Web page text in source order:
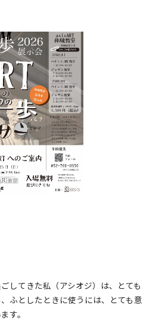
してきた私（アシオジ）は、とても
ふとしたときに使うには、とても意
す。